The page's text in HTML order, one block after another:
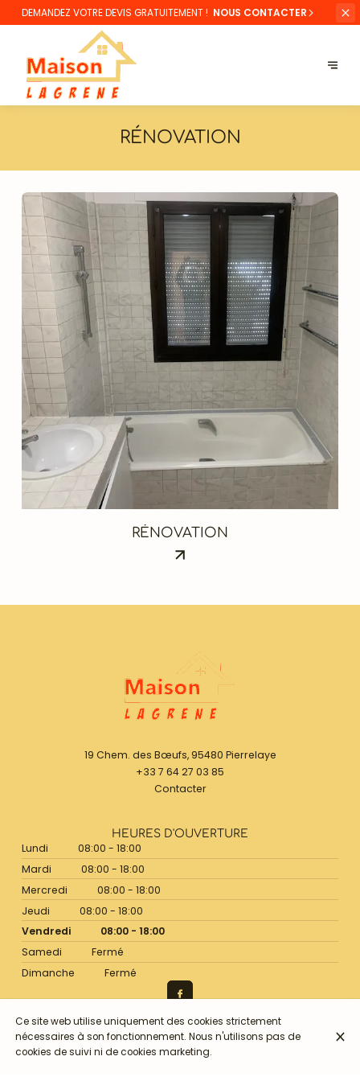
DEMANDEZ VOTREDEVIS GRATUITEMENT ! NOUS CONTACTER
RÉNOVATION
RÉNOVATION
19 Chem. des Bœufs, 95480 Pierrelaye
+33 7 64 27 03 85
Contacter
HEURES D'OUVERTURE
Lundi
08:00 - 18:00
Mardi
08:00 - 18:00
Mercredi
08:00 - 18:00
Jeudi
08:00 - 18:00
Vendredi
08:00 - 18:00
Samedi
Fermé
Dimanche
Fermé
© Maison Lagrene 2026
Mentions légalesProtection des données
Ce site web utilise uniquement des cookies strictement
nécessaires à son fonctionnement. Nous n'utilisons pas de
cookies de suivi ni de cookies marketing.